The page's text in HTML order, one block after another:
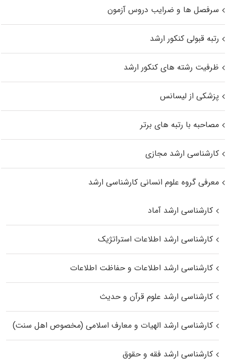
سرفصل ها و ضرایب دروس آزمون
رتبه قبولی کنکور ارشد
ظرفیت رشته های کنکور ارشد
پزشکی از لیسانس
مصاحبه با رتبه های برتر
کارشناسی ارشد مجازی
معرفی گروه علوم انسانی کارشناسی ارشد
کارشناسی ارشد آماد
کارشناسی ارشد اطلاعات استراتژیک
کارشناسی ارشد اطلاعات و حفاظت اطلاعات
کارشناسی ارشد علوم قرآن و حدیث
کارشناسی ارشد الهیات و معارف اسلامی (مخصوص اهل سنت)
کارشناسی ارشد فقه و حقوق